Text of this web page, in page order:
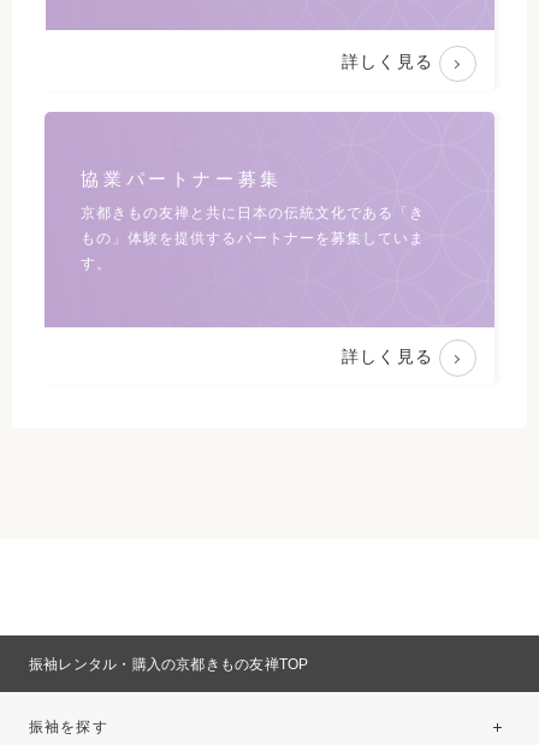
詳しく見る
協業パートナー募集
京都きもの友禅と共に日本の伝統文化である
「き
もの」体験を提供するパートナーを募集していま
す。
詳しく見る
振袖レンタル・購入の京都きもの友禅TOP
振袖を探す